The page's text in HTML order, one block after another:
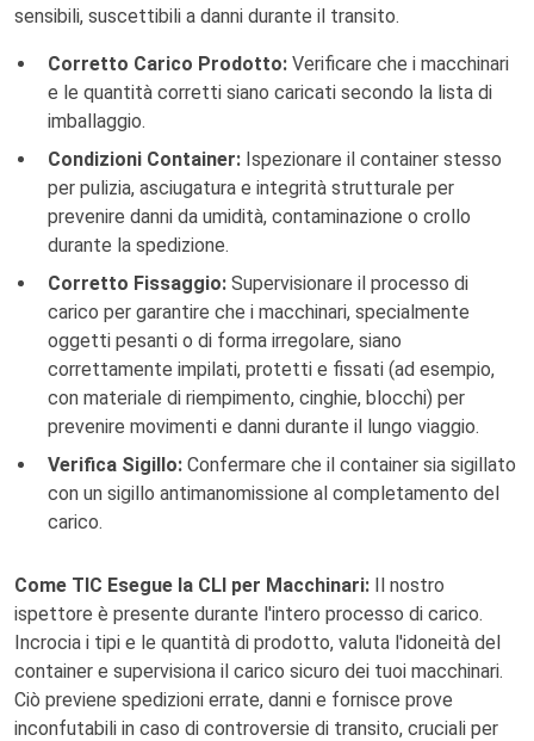
sensibili, suscettibili a danni durante il transito.
Corretto Carico Prodotto: Verificare che i macchinari
e le quantità corretti siano caricati secondo la lista di
imballaggio.
Condizioni Container: Ispezionare il container stesso
per pulizia, asciugatura e integrità strutturale per
prevenire danni da umidità, contaminazione o crollo
durante la spedizione.
Corretto Fissaggio: Supervisionare il processo di
carico per garantire che i macchinari, specialmente
oggetti pesanti o di forma irregolare, siano
correttamente impilati, protetti e fissati (ad esempio,
con materiale di riempimento, cinghie, blocchi) per
prevenire movimenti e danni durante il lungo viaggio.
Verifica Sigillo: Confermare che il container sia sigillato
con un sigillo antimanomissione al completamento del
carico.
Come TIC Esegue la CLI per Macchinari: Il nostro
ispettore è presente durante l'intero processo di carico.
Incrocia i tipi e le quantità di prodotto, valuta l'idoneità del
container e supervisiona il carico sicuro dei tuoi macchinari.
Ciò previene spedizioni errate, danni e fornisce prove
inconfutabili in caso di controversie di transito, cruciali per